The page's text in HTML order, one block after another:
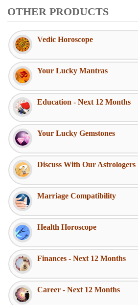
OTHER PRODUCTS
Vedic Horoscope
Your Lucky Mantras
Education - Next 12 Months
Your Lucky Gemstones
Discuss With Our Astrologers
Marriage Compatibility
Health Horoscope
Finances - Next 12 Months
Career - Next 12 Months